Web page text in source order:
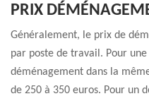
PRIX
Généralement, le prix de
par poste de travail. Pour
déménagement dans la
de 250 à 350 euros. Pour un